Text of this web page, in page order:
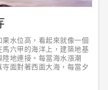
水位高，看起來就像一個
六甲的海洋上，建築地基
地連接。每當海水漲潮
面對著西面大海，每當夕